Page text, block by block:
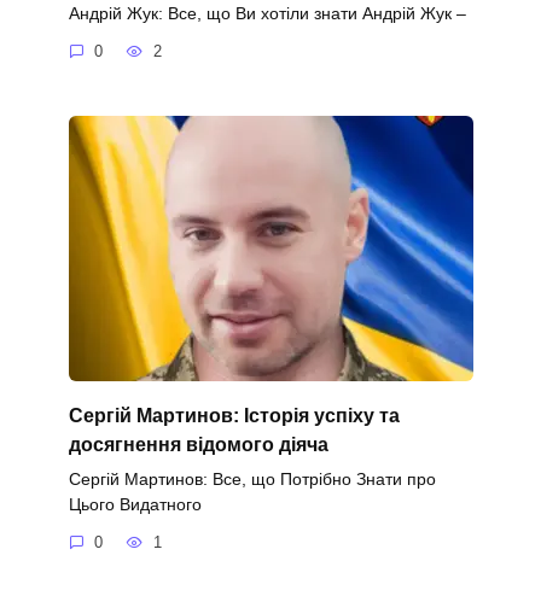
Андрій Жук: Все, що Ви хотіли знати Андрій Жук –
0 2
Сергій Мартинов: Історія успіху та
досягнення відомого діяча
Сергій Мартинов: Все, що Потрібно Знати про
Цього Видатного
0 1